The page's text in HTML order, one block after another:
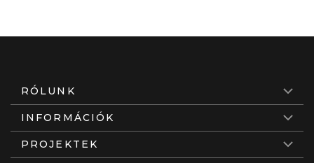
RÓLUNK
INFORMÁCIÓK
PROJEKTEK